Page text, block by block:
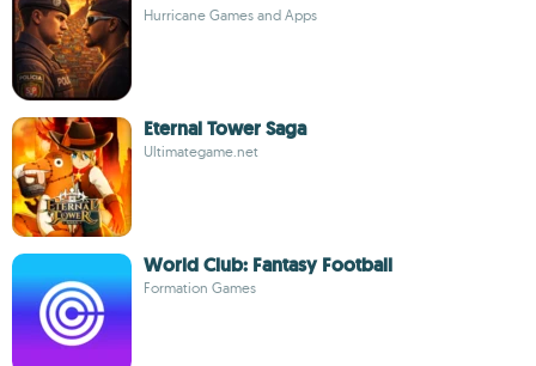
Hurricane Games and Apps
Eternal Tower Saga
Ultimategame.net
World Club: Fantasy Football
Formation Games